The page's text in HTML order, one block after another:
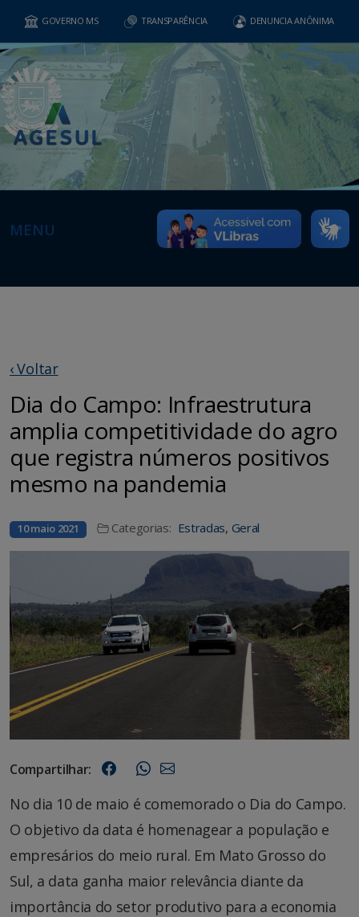
GOVERNO MS TRANSPARÊNCIA DENUNCIA ANÔNIMA
MENU
‹ Voltar
Dia do Campo: Infraestrutura
amplia competitividade do agro
que registra números positivos
mesmo na pandemia
10 maio 2021 Categorias: Estradas, Geral
Compartilhar:
No dia 10 de maio é comemorado o Dia do Campo.
O objetivo da data é homenagear a população e
empresários do meio rural. Em Mato Grosso do
Sul, a data ganha maior relevância diante da
importância do setor produtivo para a economia